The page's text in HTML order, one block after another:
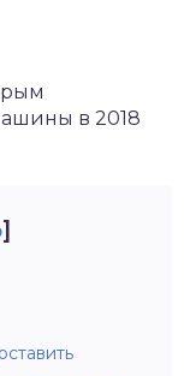
в 2018
]